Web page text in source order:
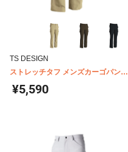
TS DESIGN
ストレッチタフ メンズカーゴパンツ
84614
¥5,590